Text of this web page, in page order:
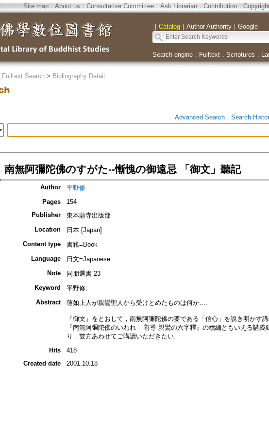
Site map．About us ． Consultative Committee． Ask Librarian． Contribution．
｜ Catalog｜ Author Authority｜ Google｜
Search engine． Fulltext． Scriptures ．
Fulltext Search> Bibliography Detail
Advanced Search． Search
南無阿彌陀佛のすがた--慚愧の御遠忌 「御文」聽記
Author
平野修
Pages
154
Publisher
東本願寺出版部
Location
日本 [Japan]
Content type
書籍=Book
Language
日文=Japanese
Note
同朋選書 23
Keyword
平野修;
Abstract
蓮如上人が親鸞聖人から受けとめたものは何か….
『御文』をとおして，南無阿彌陀佛の要である「信心」を說き明かす
『南無阿彌陀佛のいわれ -- 善導 親鸞の六字釋』の續編ともいえる講
り，雙方あわせてご購讀いただきたい.
Hits
418
Created date
2001.10.18